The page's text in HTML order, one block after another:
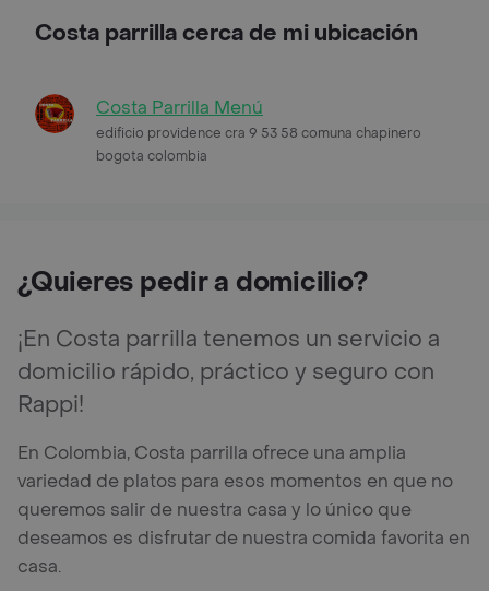
Costa parrilla cerca de mi ubicación
Costa Parrilla Menú
edificio providence cra 9 53 58 comuna chapinero
bogota colombia
¿Quieres pedir a domicilio?
¡En Costa parrilla tenemos un servicio a
domicilio rápido, práctico y seguro con
Rappi!
En Colombia, Costa parrilla ofrece una amplia
variedad de platos para esos momentos en que no
queremos salir de nuestra casa y lo único que
deseamos es disfrutar de nuestra comida favorita en
casa.